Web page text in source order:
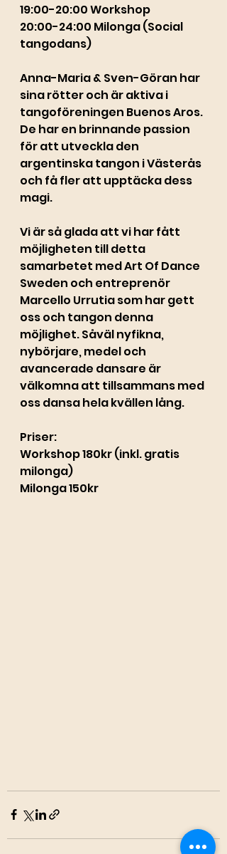
19:00-20:00 Workshop
20:00-24:00 Milonga (Social
tangodans)
Anna-Maria & Sven-Göran har
sina rötter och är aktiva i
tangoföreningen Buenos Aros.
De har en brinnande passion
för att utveckla den
argentinska tangon i Västerås
och få fler att upptäcka dess
magi.
Vi är så glada att vi har fått
möjligheten till detta
samarbetet med Art Of Dance
Sweden och entreprenör
Marcello Urrutia som har gett
oss och tangon denna
möjlighet. Såväl nyfikna,
nybörjare, medel och
avancerade dansare är
välkomna att tillsammans med
oss dansa hela kvällen lång.
Priser:
Workshop 180kr (inkl. gratis
milonga)
Milonga 150kr